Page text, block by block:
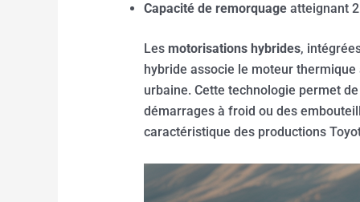
Capacité de remorquageatteignant 2
Les motorisations hybrides,
hybride associe le moteur
urbaine. Cette technologie permet
démarrages à froid ou des
caractéristique des productions